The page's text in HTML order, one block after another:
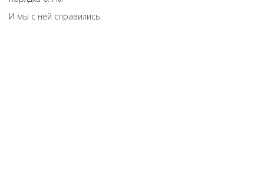
И мы с ней справились.